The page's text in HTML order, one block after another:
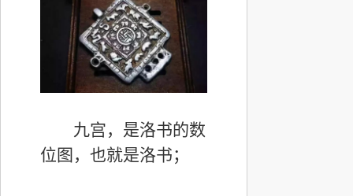
九宫，是洛书的数
位图，也就是洛书；